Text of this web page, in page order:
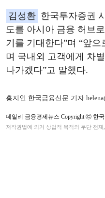
김성환 한국투자증권
도를 아시아 금융 허브
기를 기대한다”며 “앞
며 국내외 고객에게 차
나가겠다”고 말했다.
홍지인 한국금융신문 기자
데일리 금융경제뉴스 Copyright ⓒ 한
저작권법에 의거 상업적 목적의 무단 전재